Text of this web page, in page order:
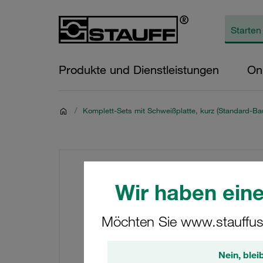
Wir haben
Möchten Sie
Nein,
Produkte und Dienstleistungen
/ Komplett-Sets mit Schweißplatte, kurz (Standard-